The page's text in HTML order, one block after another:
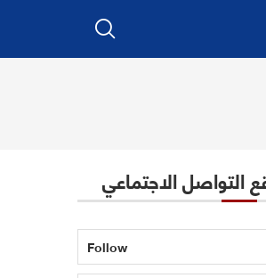
التواصل الاجتماعي
Follow